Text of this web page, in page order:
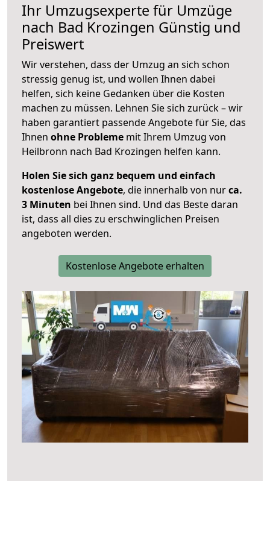
Ihr Umzugsexperte für Umzüge
nach Bad Krozingen Günstig und
Preiswert
Wir verstehen, dass der Umzug an sich schon
stressig genug ist, und wollen Ihnen dabei
helfen, sich keine Gedanken über die Kosten
machen zu müssen. Lehnen Sie sich zurück – wir
haben garantiert passende Angebote für Sie, das
Ihnen ohne Probleme mit Ihrem Umzug von
Heilbronn nach Bad Krozingen helfen kann.
Holen Sie sich ganz bequem und einfach
kostenlose Angebote, die innerhalb von nurca.
3 Minuten bei Ihnen sind. Und das Beste daran
ist, dass all dies zu erschwinglichen Preisen
angeboten werden.
Kostenlose Angebote erhalten